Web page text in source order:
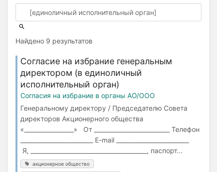
Найдено 9 результатов
Согласие на избрание генеральным
директором (в единоличный
исполнительный орган)
Согласия на избрание в органы АО/ООО
Генеральному директору / Председателю Совета
директоров Акционерного общества
«_________________» От __________________________ Телефон
_________________________ E-mail _________________________
Я, ________________________________________, паспорт...
акционерное общество